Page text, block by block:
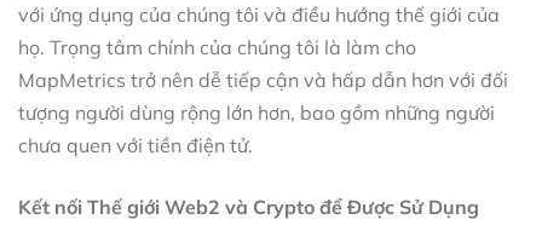
với ứng dụng của chúng tôi và điều hướng thế giới của
họ. Trọng tâm chính của chúng tôi là làm cho
MapMetrics trở nên dễ tiếp cận và hấp dẫn hơn với đối
tượng người dùng rộng lớn hơn, bao gồm những người
chưa quen với tiền điện tử.
Kết nối Thế giới Web2 và Crypto để Được Sử Dụng